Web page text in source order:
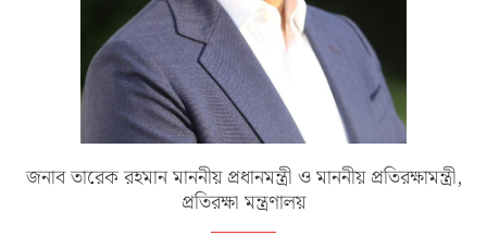
জনাব তারেক রহমান মাননীয় প্রধানমন্ত্রী ও মাননীয় প্রতিরক্ষামন্ত্রী,
প্রতিরক্ষা মন্ত্রণালয়